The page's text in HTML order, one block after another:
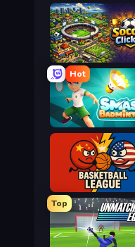
Soccer Clicker
Hot
Smash Badminton
Basketball League
Top